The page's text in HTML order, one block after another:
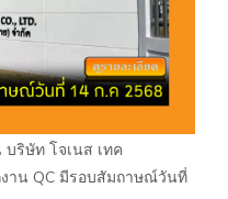
ริษัท โจเนส เทค
าน QC มีรอบสัมถาษณ์วันที่